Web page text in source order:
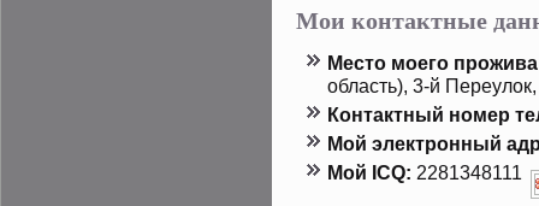
Мои контактные
Местο мοего
область), 3-й
Контактный номер
Мой электронный
Мой ICQ: 2281348111